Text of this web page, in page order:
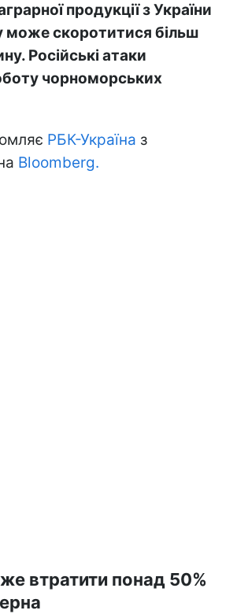
продукції з України
може скоротитися більш
Російські атаки
чорноморських
РБК-Україна з
Bloomberg.
втратити понад 50%